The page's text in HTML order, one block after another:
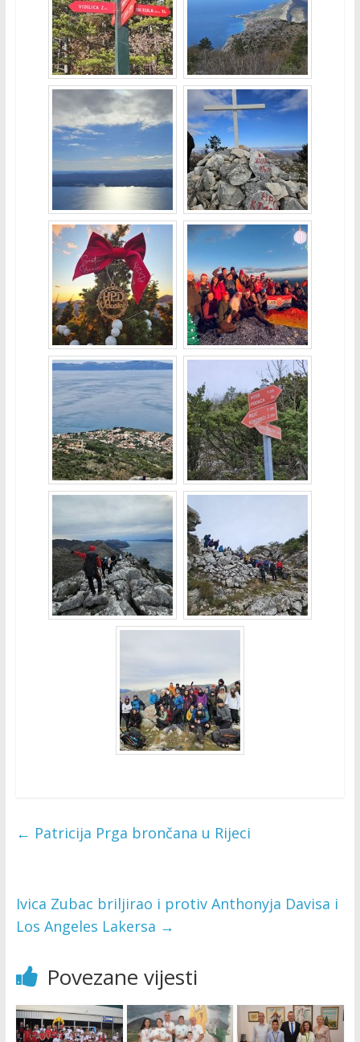
← Patricija Prga brončana u Rijeci
Ivica Zubac briljirao i protiv Anthonyja Davisa i
Los Angeles Lakersa →
Povezane vijesti